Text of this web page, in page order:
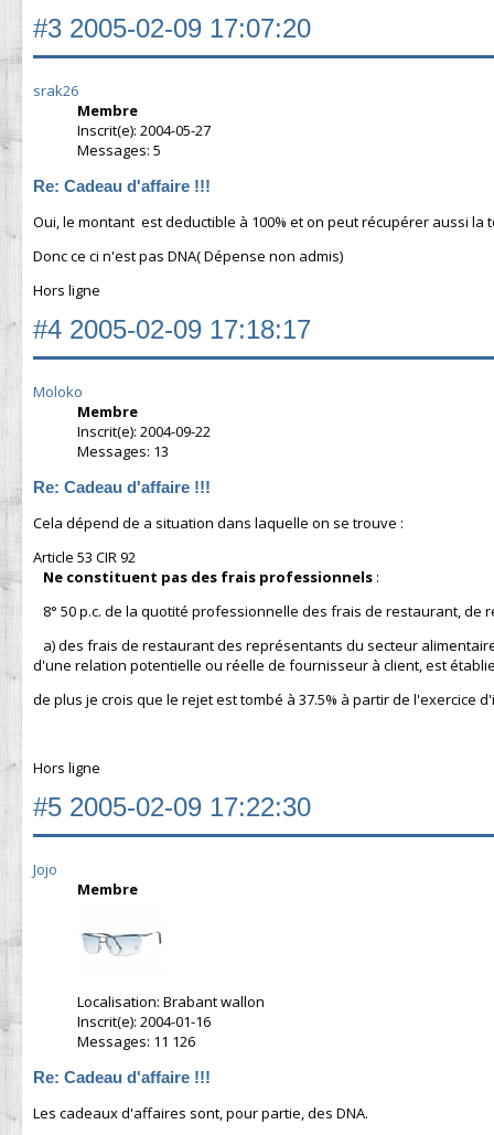
#3 2005-02-09 17:07:20
srak26
Membre
Inscrit(e): 2004-05-27
Messages: 5
Re: Cadeau d'affaire !!!
Oui, le montant est deductible à 100% et on peut récupérer aussi la
Donc ce ci n'est pas DNA( Dépense non admis)
Hors ligne
#4 2005-02-09 17:18:17
Moloko
Membre
Inscrit(e): 2004-09-22
Messages: 13
Re: Cadeau d'affaire !!!
Cela dépend de a situation dans laquelle on se trouve :
Article 53 CIR 92
Ne constituent pas des frais professionnels :
8° 50 p.c. de la quotité professionnelle des frais de restaurant, de
a) des frais de restaurant des représentants du secteur
d'une relation potentielle ou réelle de fournisseur à client, est
de plus je crois que le rejet est tombé à 37.5% à partir de l'exercice
Hors ligne
#5 2005-02-09 17:22:30
Jojo
Membre
Localisation: Brabant wallon
Inscrit(e): 2004-01-16
Messages: 11 126
Re: Cadeau d'affaire !!!
Les cadeaux d'affaires sont, pour partie, des DNA.